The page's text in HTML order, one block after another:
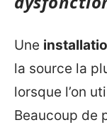
Une
la source la
lorsque l’on
Beaucoup de